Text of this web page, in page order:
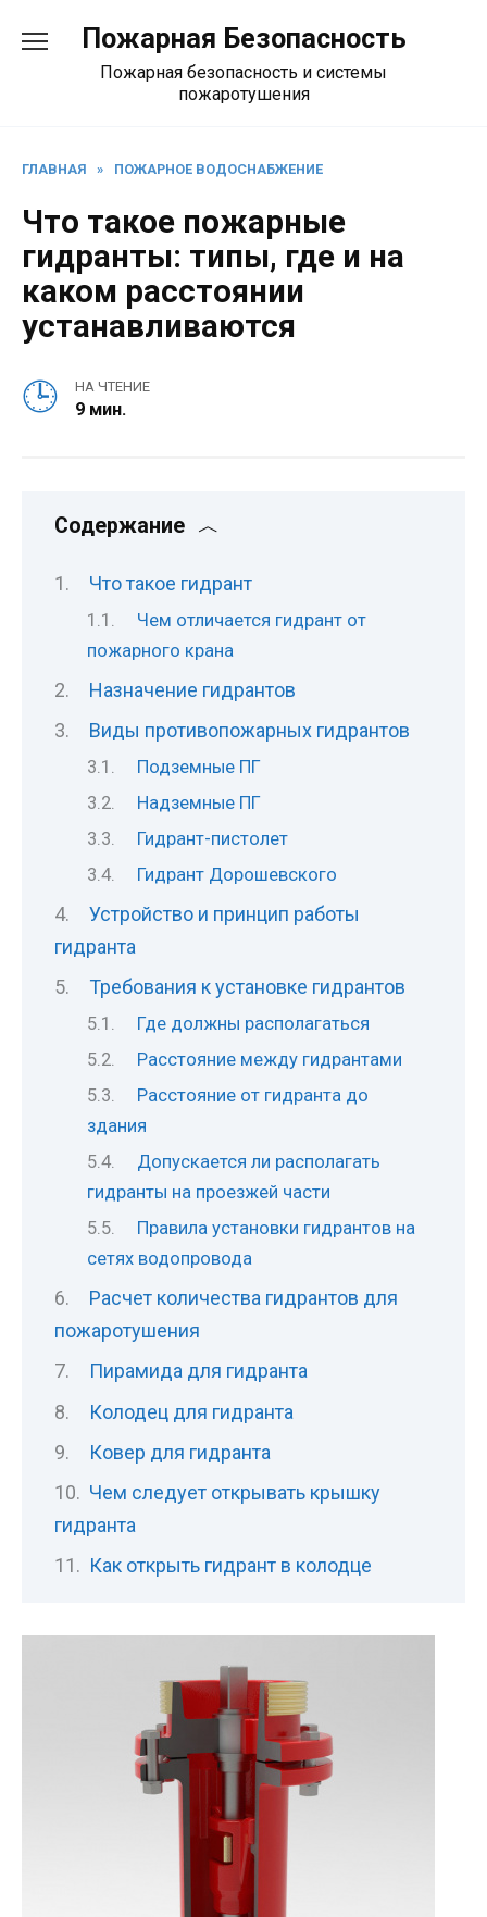
содержанию
Пожарная Безопасность
Пожарная безопасность и системы
пожаротушения
ГЛАВНАЯ » ПОЖАРНОЕ ВОДОСНАБЖЕНИЕ
Что такое пожарные
гидранты: типы, где и на
каком расстоянии
устанавливаются
НА ЧТЕНИЕ
9 мин.
Содержание
Что такое гидрант
Чем отличается гидрант от
пожарного крана
Назначение гидрантов
Виды противопожарных гидрантов
Подземные ПГ
Надземные ПГ
Гидрант-пистолет
Гидрант Дорошевского
Устройство и принцип работы
гидранта
Требования к установке гидрантов
Где должны располагаться
Расстояние между гидрантами
Расстояние от гидранта до
здания
Допускается ли располагать
гидранты на проезжей части
Правила установки гидрантов на
сетях водопровода
Расчет количества гидрантов для
пожаротушения
Пирамида для гидранта
Колодец для гидранта
Ковер для гидранта
Чем следует открывать крышку
гидранта
Как открыть гидрант в колодце